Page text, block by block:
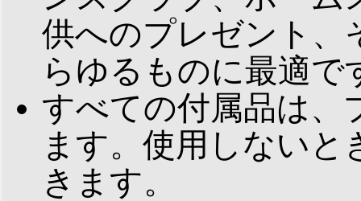
供へのプレゼント、
らゆるものに最適で
すべての付属品は、
ます。使用しない
きます。